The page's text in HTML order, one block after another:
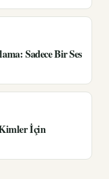
Sadece Bir Ses
İçin